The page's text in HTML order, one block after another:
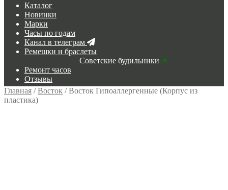
Каталог
Новинки
Марки
Часы по годам
Канал в телеграм
Ремешки и браслеты
Советские будильники
Ремонт часов
Отзывы
Главная /Восток /Восток Гипоаллергенные (Корпус из
пластика)